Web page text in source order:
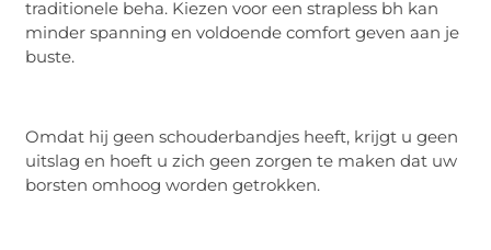
traditionele beha. Kiezen voor een strapless bh kan
minder spanning en voldoende comfort geven aan je
buste.
Omdat hij geen schouderbandjes heeft, krijgt u geen
uitslag en hoeft u zich geen zorgen te maken dat uw
borsten omhoog worden getrokken.